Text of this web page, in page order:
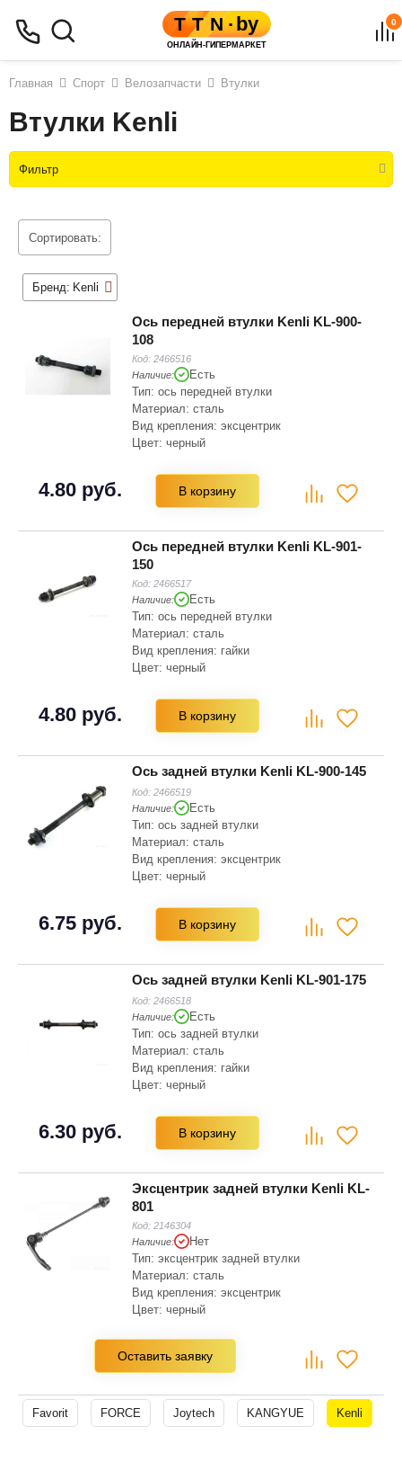
0
Главная Спорт Велозапчасти Втулки
Втулки Kenli
Фильтр
Сортировать:
Бренд: Kenli
Ось передней втулки Kenli KL-900-
108
Код: 2466516
Наличие:
Есть
Тип: ось передней втулки
Материал: сталь
Вид крепления: эксцентрик
Цвет: черный
4.80 руб. В корзину
Ось передней втулки Kenli KL-901-
150
Код: 2466517
Наличие:
Есть
Тип: ось передней втулки
Материал: сталь
Вид крепления: гайки
Цвет: черный
4.80 руб. В корзину
Ось задней втулки Kenli KL-900-145
Код: 2466519
Наличие:
Есть
Тип: ось задней втулки
Материал: сталь
Вид крепления: эксцентрик
Цвет: черный
6.75 руб. В корзину
Ось задней втулки Kenli KL-901-175
Код: 2466518
Наличие:
Есть
Тип: ось задней втулки
Материал: сталь
Вид крепления: гайки
Цвет: черный
6.30 руб. В корзину
Эксцентрик задней втулки Kenli KL-
801
Код: 2146304
Наличие:
Нет
Тип: эксцентрик задней втулки
Материал: сталь
Вид крепления: эксцентрик
Цвет: черный
Оставить заявку
Favorit FORCE Joytech KANGYUE Kenli